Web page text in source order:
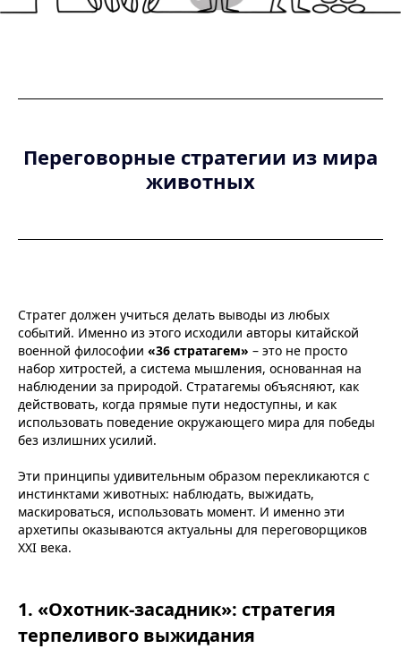
Переговорные стратегии из мира
животных
Стратег должен учиться делать выводы из любых
событий. Именно из этого исходили авторы китайской
военной философии «36 стратагем» – это не просто
набор хитростей, а система мышления, основанная на
наблюдении за природой. Стратагемы объясняют, как
действовать, когда прямые пути недоступны, и как
использовать поведение окружающего мира для победы
без излишних усилий.
Эти принципы удивительным образом перекликаются с
инстинктами животных: наблюдать, выжидать,
маскироваться, использовать момент. И именно эти
архетипы оказываются актуальны для переговорщиков
XXI века.
1. «Охотник-засадник»: стратегия
терпеливого выжидания